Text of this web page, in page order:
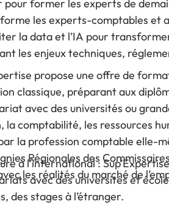
pour former les experts de
forme les experts-comptables et
la data et l’IA pour
les enjeux techniques,
propose une offre de
classique, préparant aux
avec des universités ou
la comptabilité, les ressources
la profession comptable elle-
Régionales des
les réalités du marché de
à l’international :
avec des universités et
des stages à l’étranger.